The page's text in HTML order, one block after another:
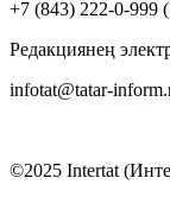
+7 (843) 222-0-999
Редакциянең
infotat@tatar-
©2025 Intertat